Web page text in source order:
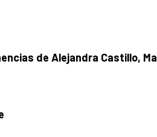
de Alejandra Castillo,